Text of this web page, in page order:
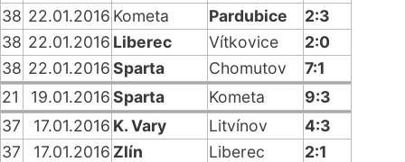
38 22.01.2016 Kometa Pardubice
2:3
38 22.01.2016 Liberec Vítkovice
2:0
38 22.01.2016Sparta Chomutov
7:1
21
19.01.2016Sparta Kometa
9:3
37
17.01.2016 K. Vary Litvínov
4:3
37
17.01.2016 Zlín Liberec
2:1